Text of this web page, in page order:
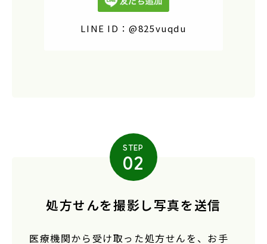
LINE ID：@825vuqdu
STEP
02
処方せんを撮影し写真を送信
医療機関から受け取った処方せんを、お手